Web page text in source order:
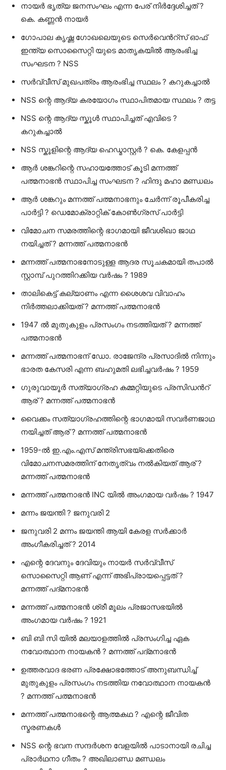
നായര്‍ ഭൃത്യ ജനസംഘം എന്ന പേര്‌ നിര്‍ദ്ദേശിച്ചത്‌ ?
കെ. കണ്ണന്‍ നായര്‍
ഗോപാല കൃഷ്ണ ഗോഖലെയുടെ സെര്‍വെന്‍റ്സ്‌ ഓഫ്‌
ഇന്ത്യ സൊസൈറ്റി യുടെ മാതൃകയില്‍ ആരംഭിച്ച
സംഘടന ? NSS
സര്‍വ്വീസ്‌ മുഖപത്രം ആരംഭിച്ച സ്ഥലം ? കറുകച്ചാല്‍
NSS ന്റെ ആദ്യ കരയോഗം സ്ഥാപിതമായ സ്ഥലം ? തട്ട
NSS ന്റെ ആദ്യ സ്കൂള്‍ സ്ഥാപിച്ചത്‌ എവിടെ ?
കറുകച്ചാല്‍
NSS സ്കൂളിന്റെ ആദ്യ ഹെഡ്മാസ്റ്റര്‍ ? കെ. കേളപ്പന്‍
ആര്‍ ശങ്കറിന്റെ സഹായത്തോട്‌ കൂടി മന്നത്ത്‌
പത്മനാഭന്‍ സ്ഥാപിച്ച സംഘടന ? ഹിന്ദു മഹാ മണ്ഡലം
ആര്‍ ശങ്കറും മന്നത്ത്‌ പത്മനാഭനും ചേര്‍ന്ന്‌ രൂപീകരിച്ച
പാര്‍ട്ടി ? ഡെമോക്രാറ്റിക്‌ കോണ്‍ഗ്രസ്‌ പാര്‍ട്ടി
വിമോചന സമരത്തിന്റെ ഭാഗമായി ജീവശിഖാ ജാഥ
നയിച്ചത്‌ ? മന്നത്ത്‌ പത്മനാഭന്‍
മന്നത്ത്‌ പത്മനാഭനോടുള്ള ആദര സൂചകമായി തപാല്‍
സ്റ്റാമ്പ്‌ പുറത്തിറക്കിയ വര്‍ഷം ? 1989
താലികെട്ട്‌ കല്യാണം എന്ന ശൈശവ വിവാഹം
നിര്‍ത്തലാക്കിയത്‌ ? മന്നത്ത്‌ പത്മനാഭന്‍
1947 ല്‍ മുതുകുളം പ്രസംഗം നടത്തിയത്‌ ? മന്നത്ത്‌
പത്മനാഭന്‍
മന്നത്ത്‌ പത്മനാഭന്‌ ഡോ. രാജേന്ദ്ര പ്രസാദില്‍ നിന്നും
ഭാരത കേസരി എന്ന ബഹുമതി ലഭിച്ചവര്‍ഷം ? 1959
ഗുരുവായൂര്‍ സത്യാഗ്രഹ കമ്മറ്റിയുടെ പ്രസിഡന്‍റ്‌
ആര്‌ ? മന്നത്ത്‌ പത്മനാഭന്‍
വൈക്കം സത്യാഗ്രഹത്തിന്റെ ഭാഗമായി സവര്‍ണജാഥ
നയിച്ചത്‌ ആര്‌ ? മന്നത്ത്‌ പത്മനാഭന്‍
1959-ല്‍ ഇ.എം.എസ്‌ മന്ത്രിസഭയ്ക്കെതിരെ
വിമോചനസമരത്തിന്‌ നേതൃത്വം നല്‍കിയത്‌ ആര്‌ ?
മന്നത്ത്‌ പത്മനാഭന്‍
മന്നത്ത്‌ പത്മനാഭന്‍ INC യില്‍ അംഗമായ വര്‍ഷം ? 1947
മന്നം ജയന്തി ? ജനുവരി 2
ജനുവരി 2 മന്നം ജയന്തി ആയി കേരള സര്‍ക്കാര്‍
അംഗീകരിച്ചത്‌ ? 2014
എന്റെ ദേവനും ദേവിയും നായര്‍ സര്‍വ്വീസ്‌
സൊസൈറ്റി ആണ്‌ എന്ന്‌ അഭിപ്രായപ്പെട്ടത്‌ ?
മന്നത്ത് പദ്മനാഭന്‍
മന്നത്ത്‌ പത്മനാഭന്‍ ശ്രീ മൂലം പ്രജാസഭയില്‍
അംഗമായ വര്‍ഷം ? 1921
ബി ബി സി യില്‍ മലയാളത്തില്‍ പ്രസംഗിച്ച ഏക
നവോത്ഥാന നായകന്‍ ? മന്നത്ത്‌ പദ്മനാഭന്‍
ഉത്തരവാദ ഭരണ പ്രക്ഷോഭത്തോട്‌ അനുബന്ധിച്ച്‌
മുതുകുളം പ്രസംഗം നടത്തിയ നവോത്ഥാന നായകന്‍
? മന്നത്ത്‌ പത്മനാഭന്‍
മന്നത്ത്‌ പത്മനാഭന്റെ ആത്മകഥ ? എന്റെ ജീവിത
സ്മരണകള്‍
NSS ന്റെ ഭവന സന്ദര്‍ശന വേളയില്‍ പാടാനായി രചിച്ച
പ്രാര്‍ഥനാ ഗീതം ? അഖിലാണ്ഡ മണ്ഡലം